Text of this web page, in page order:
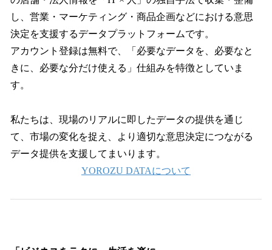
し、営業・マーケティング・商品企画などにおける意思
決定を支援するデータプラットフォームです。
アカウント登録は無料で、「必要なデータを、必要なと
きに、必要な分だけ使える」仕組みを特徴としていま
す。
私たちは、現場のリアルに即したデータの提供を通じ
て、市場の変化を捉え、より適切な意思決定につながる
データ提供を支援してまいります。
YOROZU DATAについて